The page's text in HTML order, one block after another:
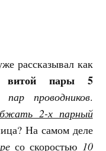
рассказывал как
витой пары 5
пар проводников.
2-х парный
На самом деле
со скоростью 10